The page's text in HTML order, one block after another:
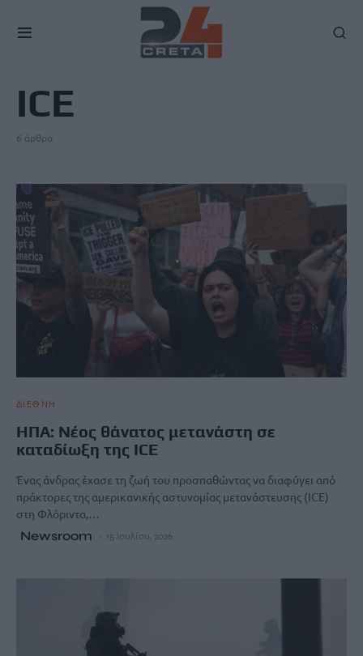
ICE
6 άρθρα
ΔΙΕΘΝΗ
ΗΠΑ: Νέος θάνατος μετανάστη σε
καταδίωξη της ICE
Ένας άνδρας έχασε τη ζωή του προσπαθώντας να διαφύγει από
πράκτορες της αμερικανικής αστυνομίας μετανάστευσης (ICE)
στη Φλόριντα,…
Newsroom 15 Ιουλίου, 2026